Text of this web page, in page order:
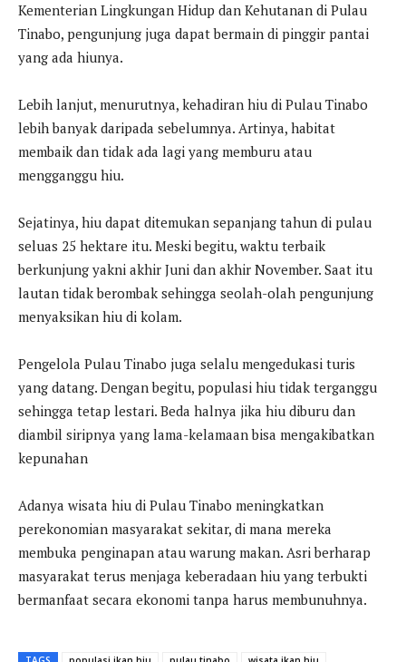
Kementerian Lingkungan Hidup dan Kehutanan di Pulau
Tinabo, pengunjung juga dapat bermain di pinggir pantai
yang ada hiunya.
Lebih lanjut, menurutnya, kehadiran hiu di Pulau Tinabo
lebih banyak daripada sebelumnya. Artinya, habitat
membaik dan tidak ada lagi yang memburu atau
mengganggu hiu.
Sejatinya, hiu dapat ditemukan sepanjang tahun di pulau
seluas 25 hektare itu. Meski begitu, waktu terbaik
berkunjung yakni akhir Juni dan akhir November. Saat itu
lautan tidak berombak sehingga seolah-olah pengunjung
menyaksikan hiu di kolam.
Pengelola Pulau Tinabo juga selalu mengedukasi turis
yang datang. Dengan begitu, populasi hiu tidak terganggu
sehingga tetap lestari. Beda halnya jika hiu diburu dan
diambil siripnya yang lama-kelamaan bisa mengakibatkan
kepunahan
Adanya wisata hiu di Pulau Tinabo meningkatkan
perekonomian masyarakat sekitar, di mana mereka
membuka penginapan atau warung makan. Asri berharap
masyarakat terus menjaga keberadaan hiu yang terbukti
bermanfaat secara ekonomi tanpa harus membunuhnya.